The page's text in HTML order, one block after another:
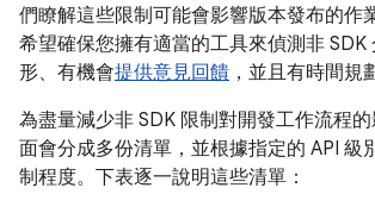
們瞭解這些限制可能會影響版本發布的作
希望確保您擁有適當的工具來偵測非 SDK
形、有機會提供意見回饋 ，並且有時間規
為盡量減少非 SDK 限制對開發工作流程
面會分成多份清單，並根據指定的 API 級
制程度。下表逐一說明這些清單：